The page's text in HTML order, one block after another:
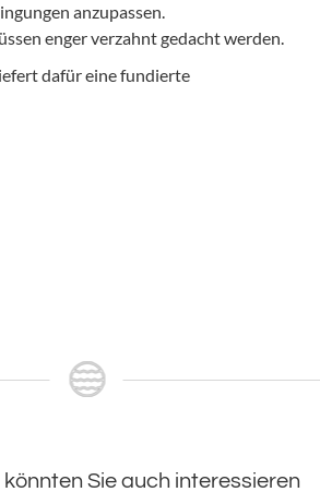
anzupassen.
enger verzahnt gedacht werden.
dafür eine fundierte
könnten Sie auch interessieren